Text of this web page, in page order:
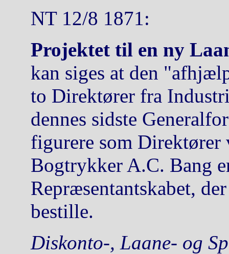
NT 12/8 1871:
Projektet til en ny
kan siges at den
to Direktører fra
dennes sidste
figurere som Direktører
Bogtrykker A.C. Bang
Repræsentantskabet,
bestille.
Diskonto-, Laane- og